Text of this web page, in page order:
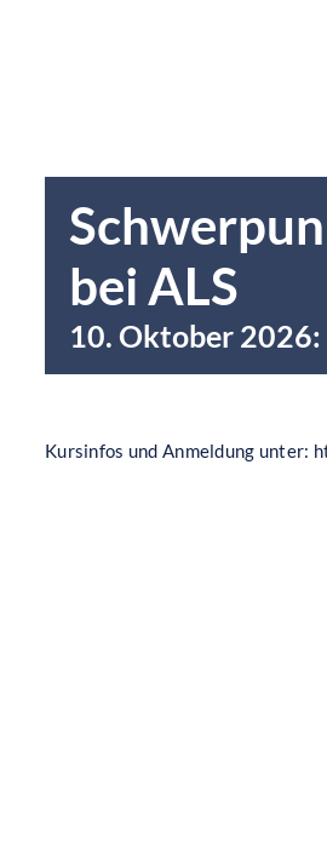
bei ALS
10. Oktober
Kursinfos und Anmeldung unter: